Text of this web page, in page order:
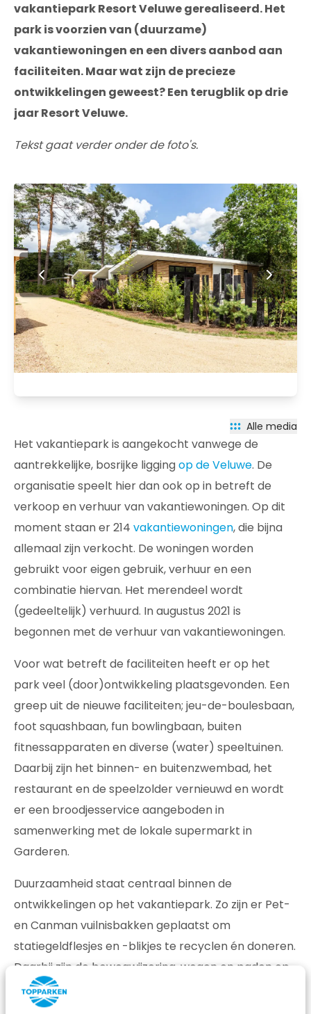
vakantiepark Resort Veluwe gerealiseerd. Het
park is voorzien van (duurzame)
vakantiewoningen en een divers aanbod aan
faciliteiten. Maar wat zijn de precieze
ontwikkelingen geweest? Een terugblik op drie
jaar Resort Veluwe.
Tekst gaat verder onder de foto's.
Alle media
Het vakantiepark is aangekocht vanwege de
aantrekkelijke, bosrijke liggingop de Veluwe. De
organisatie speelt hier dan ook op in betreft de
verkoop en verhuur van vakantiewoningen. Op dit
moment staan er 214 vakantiewoningen, die bijna
allemaal zijn verkocht. De woningen worden
gebruikt voor eigen gebruik, verhuur en een
combinatie hiervan. Het merendeel wordt
(gedeeltelijk) verhuurd. In augustus 2021 is
begonnen met de verhuur van vakantiewoningen.
Voor wat betreft de faciliteiten heeft er op het
park veel (door)ontwikkeling plaatsgevonden. Een
greep uit de nieuwe faciliteiten; jeu-de-boulesbaan,
foot squashbaan, fun bowlingbaan, buiten
fitnessapparaten en diverse (water) speeltuinen.
Daarbij zijn het binnen- en buitenzwembad, het
restaurant en de speelzolder vernieuwd en wordt
er een broodjesservice aangeboden in
samenwerking met de lokale supermarkt in
Garderen.
Duurzaamheid staat centraal binnen de
ontwikkelingen op het vakantiepark. Zo zijn er Pet-
en Canman vuilnisbakken geplaatst om
statiegeldflesjes en -blikjes te recyclen én doneren.
Daarbij zijn de bewegwijzering, wegen en paden op
het vakantiepark gemaakt van natuurlijke
materialen. In april 2022 zijn al deze duurzame